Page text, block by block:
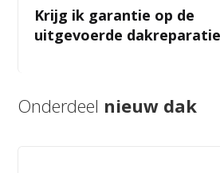
Krijg ik garantie op de
uitgevoerde
Onderdeel nieuw dak